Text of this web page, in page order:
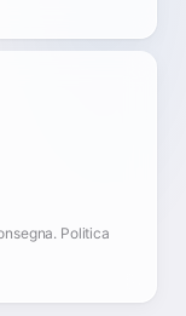
Politica